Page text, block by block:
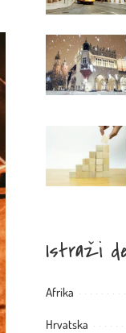
Istraži
Afrika
Hrvatska